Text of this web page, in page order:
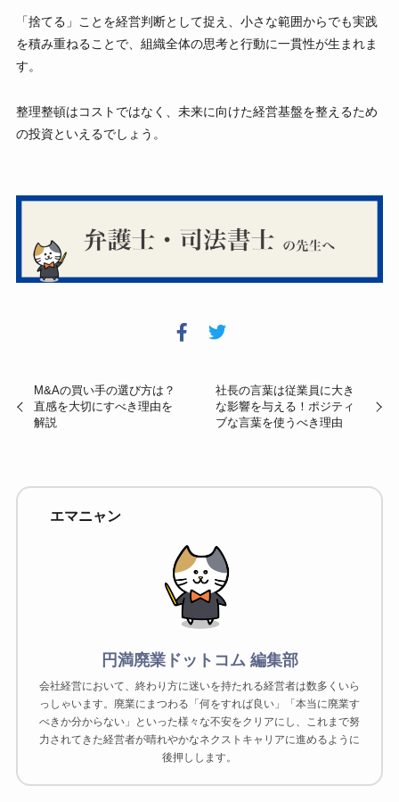
「捨てる」ことを経営判断として捉え、小さな範囲からでも実践
を積み重ねることで、組織全体の思考と行動に一貫性が生まれま
す。
整理整頓はコストではなく、未来に向けた経営基盤を整えるため
の投資といえるでしょう。
M&Aの買い手の選び方は？
直感を大切にすべき理由を
解説
社長の言葉は従業員に大き
な影響を与える！ポジティ
ブな言葉を使うべき理由
エマニャン
円満廃業ドットコム 編集部
会社経営において、終わり方に迷いを持たれる経営者は数多くいら
っしゃいます。廃業にまつわる「何をすれば良い」「本当に廃業す
べきか分からない」といった様々な不安をクリアにし、これまで努
力されてきた経営者が晴れやかなネクストキャリアに進めるように
後押しします。